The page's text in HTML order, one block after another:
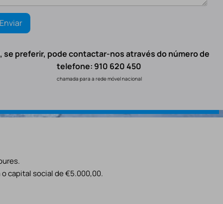
se preferir, pode contactar-nos através do número de
telefone: 910 620 450
chamada para a rede móvel nacional
capital social de €5.000,00.